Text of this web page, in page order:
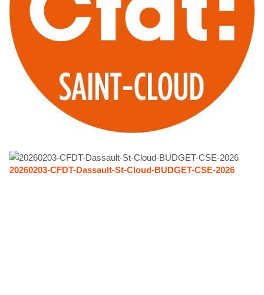
20260203-CFDT-Dassault-St-Cloud-BUDGET-CSE-2026